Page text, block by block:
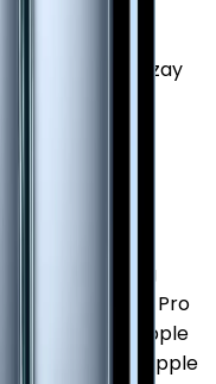
inç - Cellular - Uzay
Samsung
Apple iPad Pro
Tab A8
Apple
Tab S6 Lite
Apple